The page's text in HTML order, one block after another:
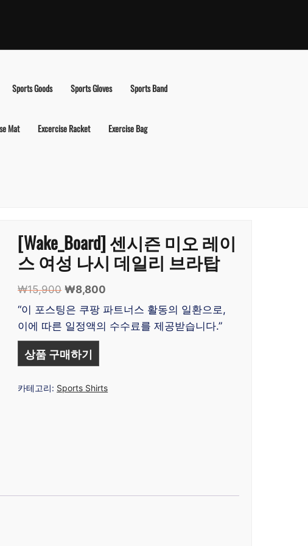
Sports Goods Sports Gloves Sports Band
Mat Excercise Racket Exercise Bag
[Wake_Board] 센시즌 미오 레이
스 여성 나시 데일리 브라탑
₩15,900 원
래
가
격:
₩15,900.
₩8,800
재
가
격:
“이 포스팅은 쿠팡 파트너스 활동의 일환으로,
이에 따른 일정액의 수수료를 제공받습니다.”
상품 구매하기
카테고리: Sports Shirts